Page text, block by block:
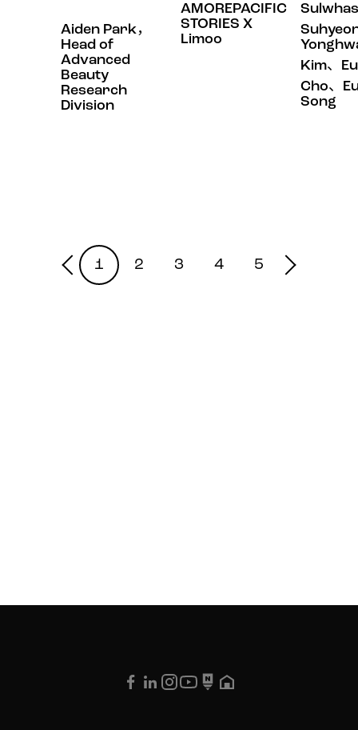
Aiden Park，
Head of
Advanced
Beauty
Research
Division
AMOREPACIFIC
STORIES X
Limoo
Kim、
Cho、
Song
1 2 3 4 5